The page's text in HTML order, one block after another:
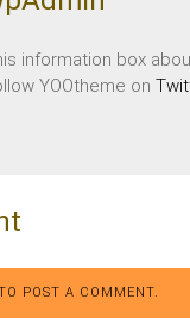
information box
YOOtheme on
POST A COMMENT.